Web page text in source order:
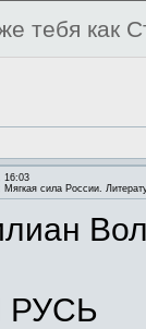
тебя как
16:03
Мягкая сила России.
РУСЬ